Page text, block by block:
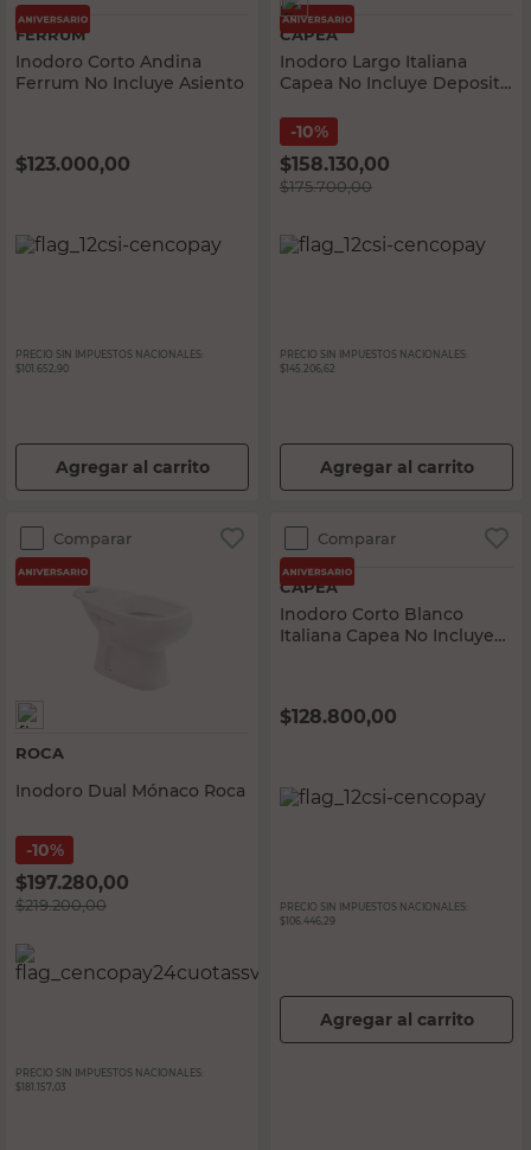
FERRUM
Inodoro Corto Andina
Ferrum No Incluye Asiento
$123.000,00
PRECIO SIN IMPUESTOS NACIONALES:
$101.652,90
Agregar al carrito
CAPEA
Inodoro Largo Italiana
Capea No Incluye Deposito
10%
$158.130,00
$175.700,00
PRECIO SIN IMPUESTOS NACIONALES:
$145.206,62
Agregar al carrito
Comparar
ROCA
Inodoro Dual Mónaco Roca
10%
$197.280,00
$219.200,00
PRECIO SIN IMPUESTOS NACIONALES:
$181.157,03
Comparar
CAPEA
Inodoro Corto Blanco
Italiana Capea No Incluye
$128.800,00
PRECIO SIN IMPUESTOS NACIONALES:
$106.446,29
Agregar al carrito